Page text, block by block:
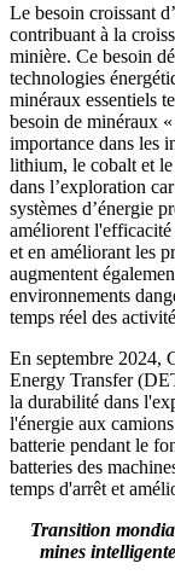
Le besoin croissant
contribuant à la
minière. Ce besoin
technologies
minéraux essentiels
besoin de minéraux
importance dans les
lithium, le cobalt et
dans l’exploration
systèmes d’énergie
améliorent l'efficacité
et en améliorant les
augmentent
environnements
temps réel des
En septembre 2024,
Energy Transfer
la durabilité dans
l'énergie aux
batterie pendant le
batteries des
temps d'arrêt et
Transition
mines